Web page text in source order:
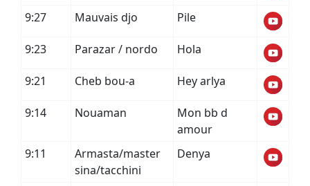
9:27 Mauvais djo Pile
9:23 Parazar / nordo Hola
9:21 Cheb bou-a Hey arlya
9:14 Nouaman
Mon bb d
amour
9:11
Armasta/master
sina/tacchini
Denya